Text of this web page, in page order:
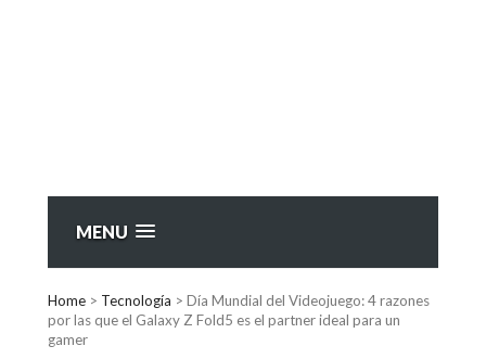
MENU
Home > Tecnología > Día Mundial del Videojuego: 4 razones
por las que el Galaxy Z Fold5 es el partner ideal para un
gamer